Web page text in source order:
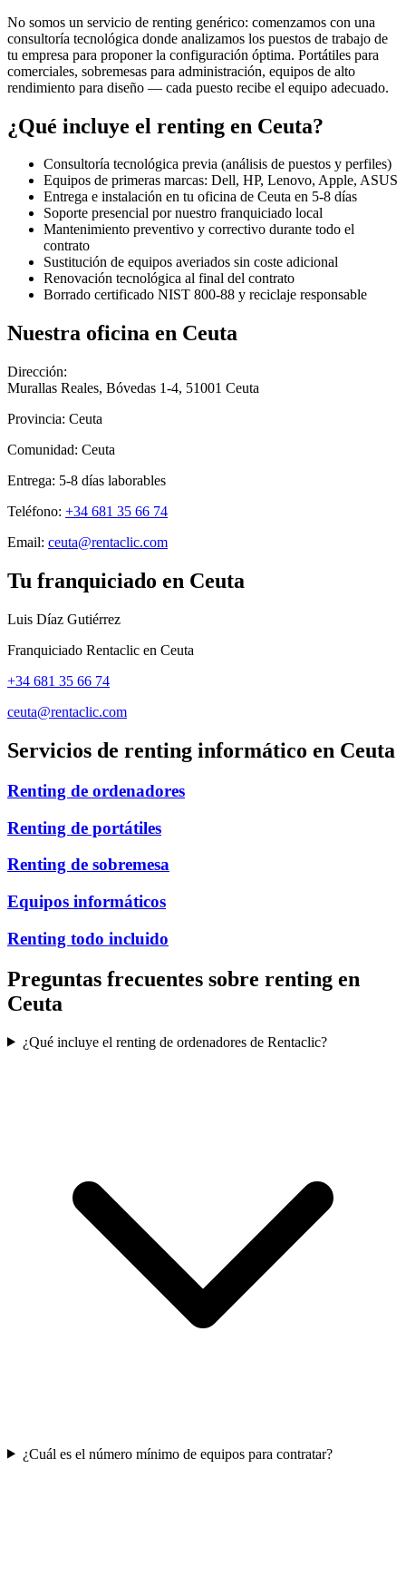
No somos un servicio de renting genérico: comenzamos con una
consultoría tecnológica donde analizamos los puestos de trabajo de
tu empresa para proponer la configuración óptima. Portátiles para
comerciales, sobremesas para administración, equipos de alto
rendimiento para diseño — cada puesto recibe el equipo adecuado.
¿Qué incluye el renting en Ceuta?
Consultoría tecnológica previa (análisis de puestos y perfiles)
Equipos de primeras marcas: Dell, HP, Lenovo, Apple, ASUS
Entrega e instalación en tu oficina de Ceuta en 5-8 días
Soporte presencial por nuestro franquiciado local
Mantenimiento preventivo y correctivo durante todo el
contrato
Sustitución de equipos averiados sin coste adicional
Renovación tecnológica al final del contrato
Borrado certificado NIST 800-88 y reciclaje responsable
Nuestra oficina en Ceuta
Dirección:
Murallas Reales, Bóvedas 1-4, 51001 Ceuta
Provincia: Ceuta
Comunidad: Ceuta
Entrega: 5-8 días laborables
Teléfono: +34 681 35 66 74
Email: ceuta@rentaclic.com
Tu franquiciado en Ceuta
Luis Díaz Gutiérrez
Franquiciado Rentaclic en Ceuta
+34 681 35 66 74
ceuta@rentaclic.com
Servicios de renting informático en Ceuta
Renting de ordenadores
Renting de portátiles
Renting de sobremesa
Equipos informáticos
Renting todo incluido
Preguntas frecuentes sobre renting en
Ceuta
¿Qué incluye el renting de ordenadores de Rentaclic?
¿Cuál es el número mínimo de equipos para contratar?